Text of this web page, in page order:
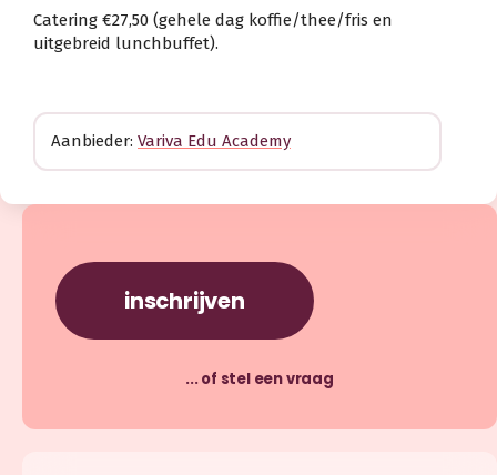
Catering €27,50 (gehele dag koffie/thee/fris en
uitgebreid lunchbuffet).
Aanbieder: Variva Edu Academy
inschrijven
... of stel een vraag